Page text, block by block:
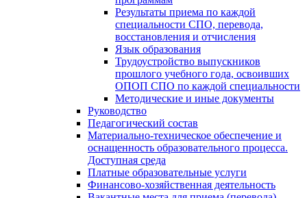
Результаты приема по каждой
специальности СПО, перевода,
восстановления и отчисления
Язык образования
Трудоустройство выпускников
прошлого учебного года, освоивших
ОПОП СПО по каждой специальности
Методические и иные документы
Руководство
Педагогический состав
Материально-техническое обеспечение и
оснащенность образовательного процесса.
Доступная среда
Платные образовательные услуги
Финансово-хозяйственная деятельность